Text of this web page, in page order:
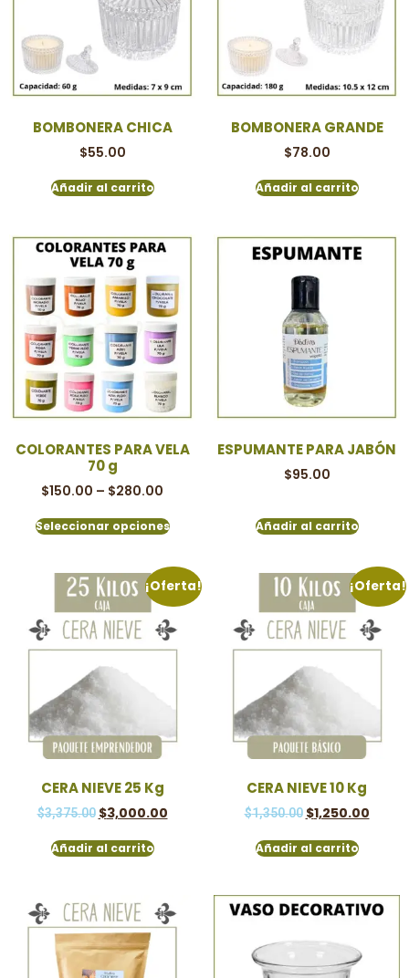
BOMBONERA CHICA
$55.00
Añadir al carrito
BOMBONERA GRANDE
$78.00
Añadir al carrito
COLORANTES PARA VELA
70 g
$150.00 – $280.00
Seleccionar opciones
ESPUMANTE PARA JABÓN
$95.00
Añadir al carrito
¡Oferta!
CERA NIEVE 25 Kg
$3,375.00 $3,000.00
Añadir al carrito
¡Oferta!
CERA NIEVE 10 Kg
$1,350.00 $1,250.00
Añadir al carrito